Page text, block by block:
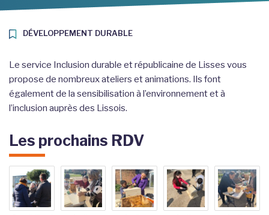
DÉVELOPPEMENT DURABLE
Le service Inclusion durable et républicaine de Lisses vous
propose de nombreux ateliers et animations. Ils font
également de la sensibilisation à l’environnement et à
l’inclusion auprès des Lissois.
Les prochains RDV